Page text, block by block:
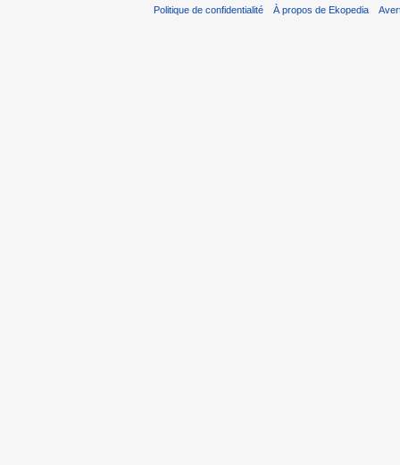
Politique de confidentialité À propos de Ekopedia